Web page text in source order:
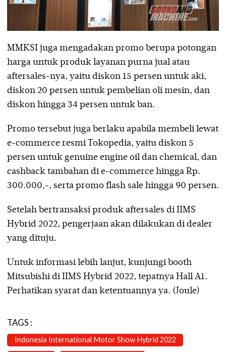
MMKSI juga mengadakan promo berupa potongan
harga untuk produk layanan purna jual atau
aftersales-nya, yaitu diskon 15 persen untuk aki,
diskon 20 persen untuk pembelian oli mesin, dan
diskon hingga 34 persen untuk ban.
Promo tersebut juga berlaku apabila membeli lewat
e-commerce resmi Tokopedia, yaitu diskon 5
persen untuk genuine engine oil dan chemical, dan
cashback tambahan di e-commerce hingga Rp.
300.000,-, serta promo flash sale hingga 90 persen.
Setelah bertransaksi produk aftersales di IIMS
Hybrid 2022, pengerjaan akan dilakukan di dealer
yang dituju.
Untuk informasi lebih lanjut, kunjungi booth
Mitsubishi di IIMS Hybrid 2022, tepatnya Hall A1.
Perhatikan syarat dan ketentuannya ya. (Joule)
TAGS :
Indonesia International Motor Show Hybrid 2022